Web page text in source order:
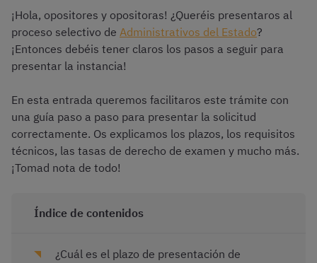
¡Hola, opositores y opositoras! ¿Queréis presentaros al
proceso selectivo de Administrativos del Estado?
¡Entonces debéis tener claros los pasos a seguir para
presentar la instancia!
En esta entrada queremos facilitaros este trámite con
una guía paso a paso para presentar la solicitud
correctamente. Os explicamos los plazos, los requisitos
técnicos, las tasas de derecho de examen y mucho más.
¡Tomad nota de todo!
Índice de contenidos
¿Cuál es el plazo de presentación de